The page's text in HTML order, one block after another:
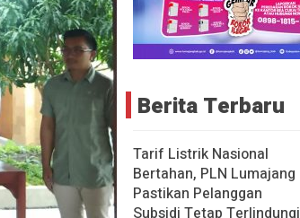
Berita Terbaru
Tarif Listrik Nasional
Bertahan, PLN Lumajang
Pastikan Pelanggan
Subsidi Tetap Terlindungi